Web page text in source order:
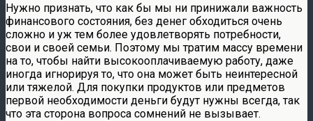
Нужно признать, что как бы мы ни принижали важность
финансового состояния, без денег обходиться очень
сложно и уж тем более удовлетворять потребности,
свои и своей семьи. Поэтому мы тратим массу времени
на то, чтобы найти высокооплачиваемую работу, даже
иногда игнорируя то, что она может быть неинтересной
или тяжелой. Для покупки продуктов или предметов
первой необходимости деньги будут нужны всегда, так
что эта сторона вопроса сомнений не вызывает.